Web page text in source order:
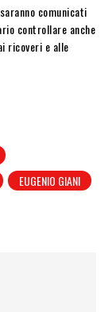
comunicati
controllare anche
ricoveri e alle
EUGENIO GIANI